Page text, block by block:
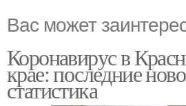
Вас может
Коронавирус в
крае: последние
статистика